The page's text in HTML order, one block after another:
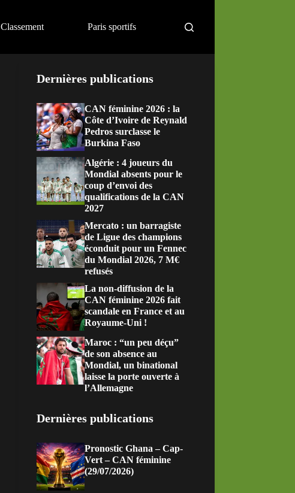
Classement Paris sportifs
Dernières publications
CAN féminine 2026 : la
Côte d’Ivoire de Reynald
Pedros surclasse le
Burkina Faso
Algérie : 4 joueurs du
Mondial absents pour le
coup d’envoi des
qualifications de la CAN
2027
Mercato : un barragiste
de Ligue des champions
éconduit pour un Fennec
du Mondial 2026, 7 M€
refusés
La non-diffusion de la
CAN féminine 2026 fait
scandale en France et au
Royaume-Uni !
Maroc : “un peu déçu”
de son absence au
Mondial, un binational
laisse la porte ouverte à
l’Allemagne
Dernières publications
Pronostic Ghana – Cap-
Vert – CAN féminine
(29/07/2026)